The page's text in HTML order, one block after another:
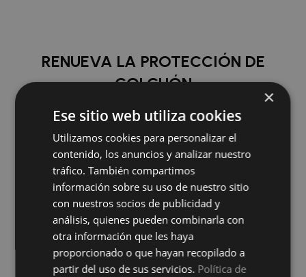
RENUEVA LA PROTECCIÓN DE
COLCHÓN
COMPRAR
×
Ese sitio web utiliza cookies
Utilizamos cookies para personalizar el
contenido, los anuncios y analizar nuestro
tráfico. También compartimos
información sobre su uso de nuestro sitio
con nuestros socios de publicidad y
análisis, quienes pueden combinarla con
otra información que les haya
proporcionado o que hayan recopilado a
partir del uso de sus servicios. Política de